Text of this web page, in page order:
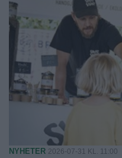
NYHETER 2026-07-31 KL. 11:00